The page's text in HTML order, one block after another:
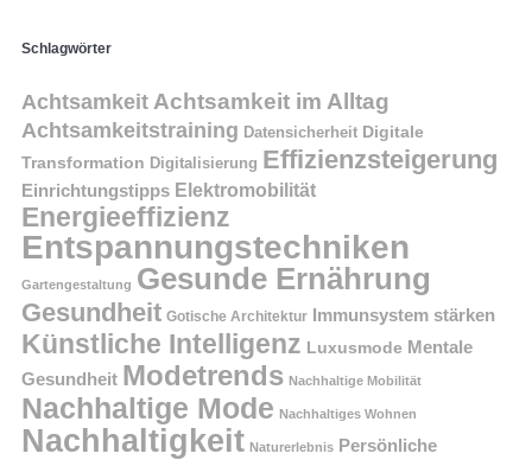
Schlagwörter
Achtsamkeit Achtsamkeit im Alltag
Achtsamkeitstraining Datensicherheit Digitale
Transformation Digitalisierung Effizienzsteigerung
Einrichtungstipps Elektromobilität
Energieeffizienz
Entspannungstechniken
Gartengestaltung Gesunde Ernährung
Gesundheit Gotische Architektur Immunsystem stärken
Künstliche Intelligenz Luxusmode Mentale
Gesundheit Modetrends Nachhaltige Mobilität
Nachhaltige Mode Nachhaltiges Wohnen
Nachhaltigkeit Naturerlebnis Persönliche